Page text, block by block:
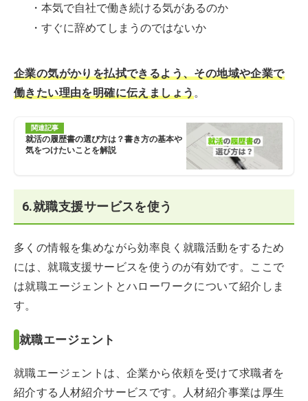
・本気で自社で働き続ける気があるのか
・すぐに辞めてしまうのではないか
企業の気がかりを払拭できるよう、その地域や企業で
働きたい理由を明確に伝えましょう。
関連記事
就活の履歴書の選び方は？書き方の基本や
気をつけたいことを解説
6.就職支援サービスを使う
多くの情報を集めながら効率良く就職活動をするため
には、就職支援サービスを使うのが有効です。ここで
は就職エージェントとハローワークについて紹介しま
す。
就職エージェント
就職エージェントは、企業から依頼を受けて求職者を
紹介する人材紹介サービスです。人材紹介事業は厚生